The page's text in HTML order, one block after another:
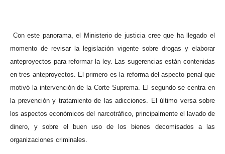
Con este panorama, el Ministerio de justicia cree que ha llegado el
momento de revisar la legislación vigente sobre drogas y elaborar
anteproyectos para reformar la ley. Las sugerencias están contenidas
en tres anteproyectos. El primero es la reforma del aspecto penal que
motivó la intervención de la Corte Suprema. El segundo se centra en
la prevención y tratamiento de las adicciones. El último versa sobre
los aspectos económicos del narcotráfico, principalmente el lavado de
dinero, y sobre el buen uso de los bienes decomisados a las
organizaciones criminales.